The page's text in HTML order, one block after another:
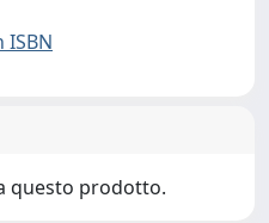
questo prodotto.